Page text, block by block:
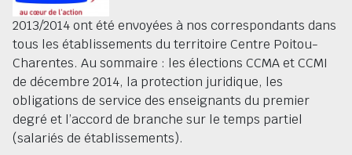
2013/2014 ont été envoyées à nos correspondants dans
tous les établissements du territoire Centre Poitou-
Charentes. Au sommaire : les élections CCMA et CCMI
de décembre 2014, la protection juridique, les
obligations de service des enseignants du premier
degré et l’accord de branche sur le temps partiel
(salariés de établissements).